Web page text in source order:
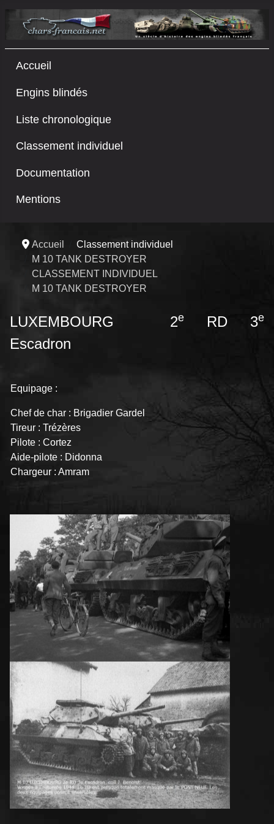
Accueil
Engins blindés
Liste chronologique
Classement individuel
Documentation
Mentions
Accueil
Classement individuel
M 10 TANK DESTROYER
CLASSEMENT INDIVIDUEL
M 10 TANK DESTROYER
LUXEMBOURG 2e RD 3e
Escadron
Equipage :
Chef de char : Brigadier Gardel
Tireur : Trézères
Pilote : Cortez
Aide-pilote : Didonna
Chargeur : Amram